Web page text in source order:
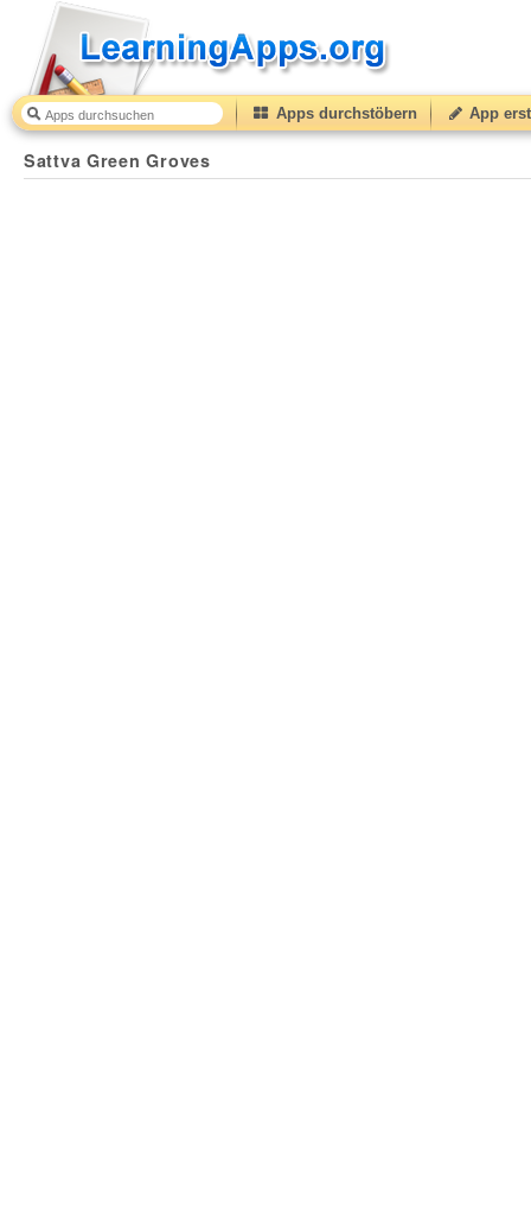
Apps durchstöbern App
Sattva Green Groves